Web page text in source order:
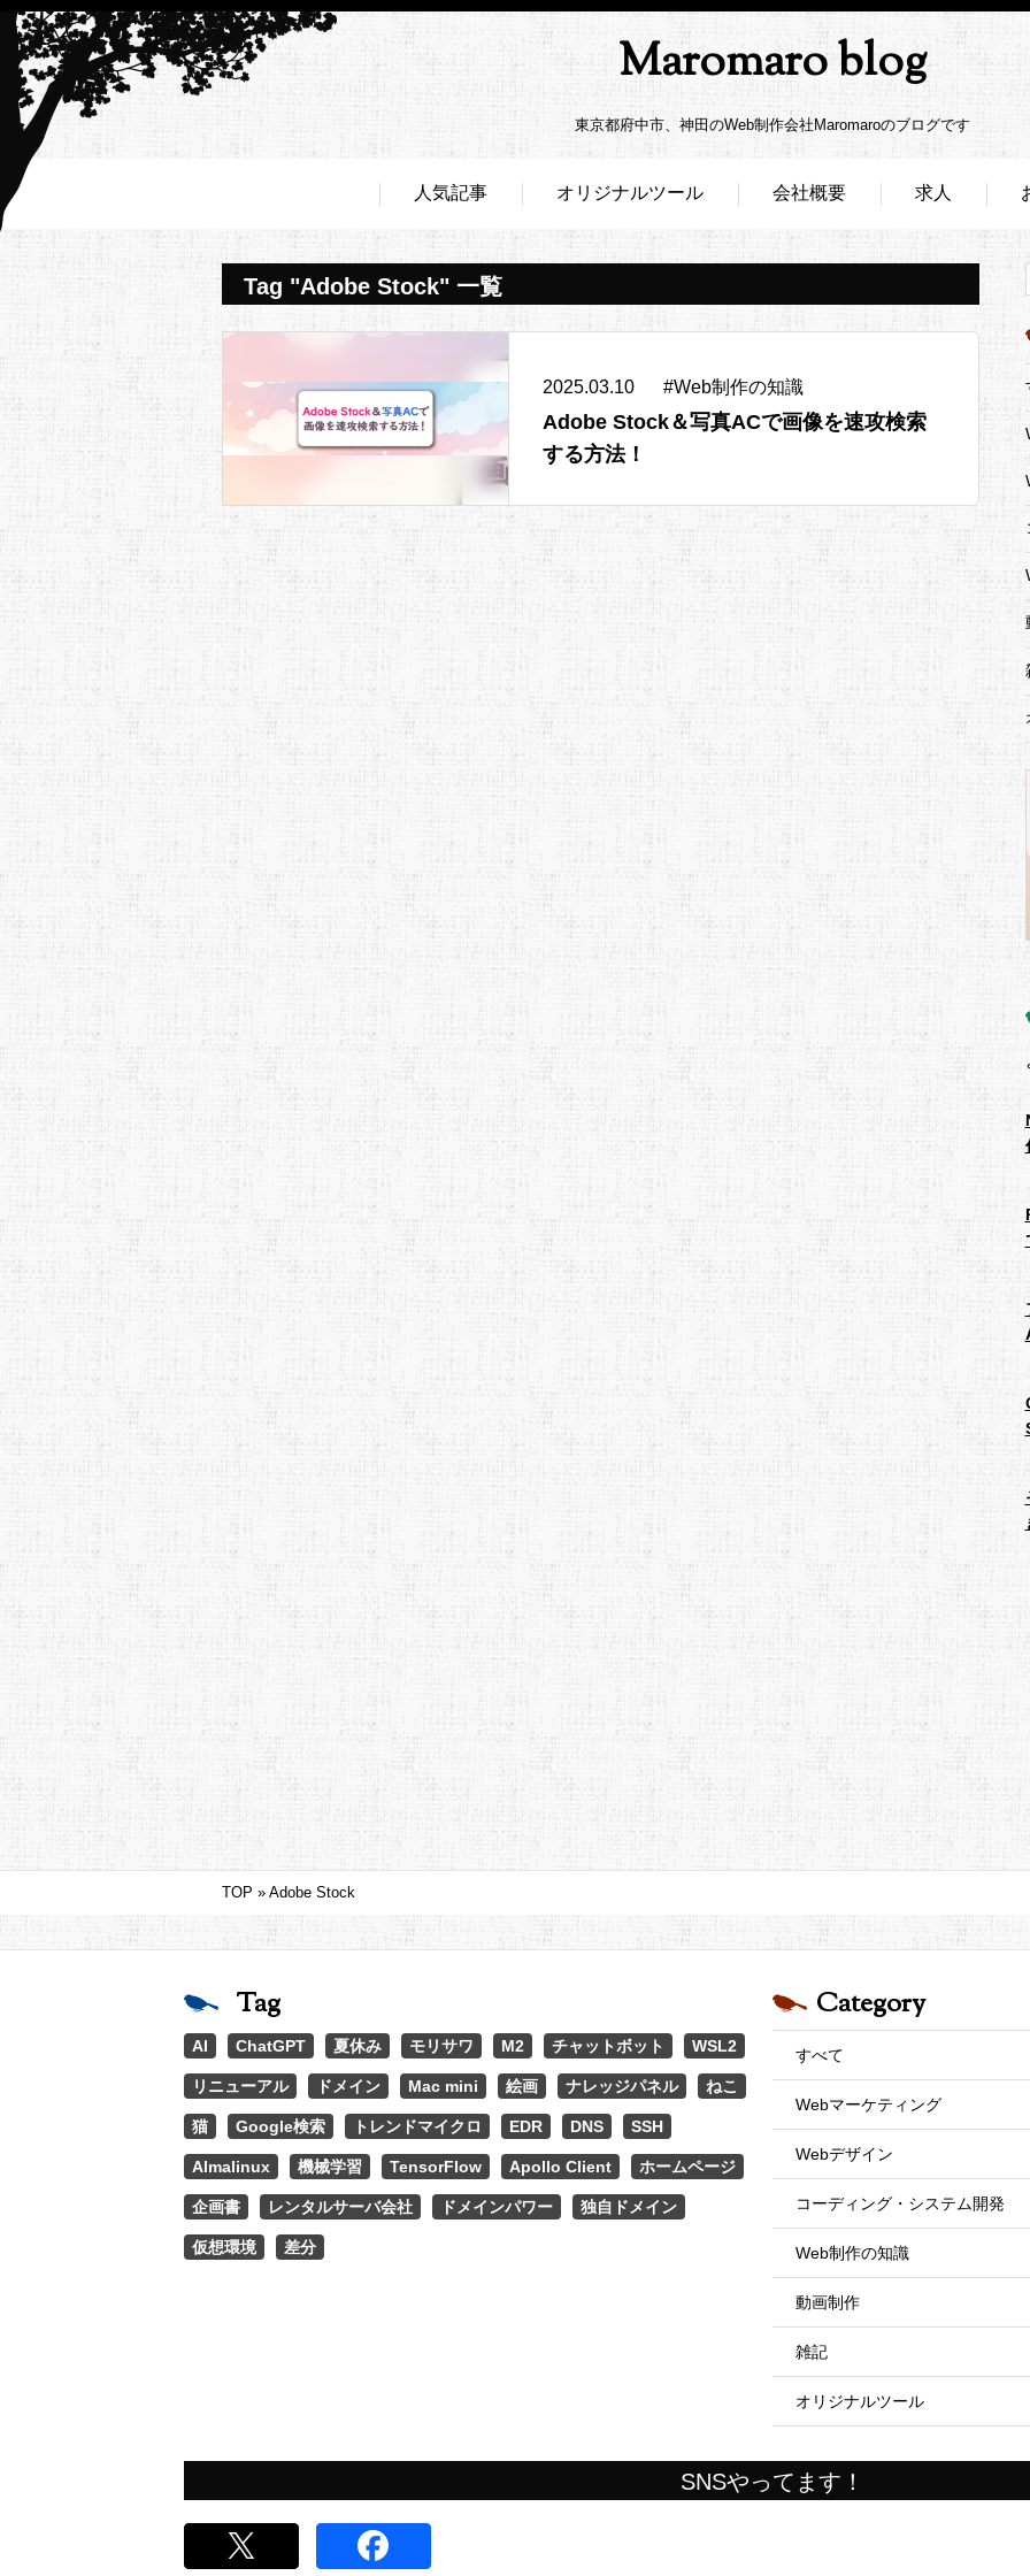
Maromaro blog
東京都府中市、神田のWeb制作会社Maromaroのブログです
人気記事 オリジナルツール 会社概要 求人
Tag "Adobe Stock" 一覧
2025.03.10 #Web制作の知識
Adobe Stock＆写真ACで画像を速攻検索
する方法！
TOP »Adobe Stock
Category
すべて
Webマーケティング
Webデザイン
コーディング・システム開発
Web制作の知識
動画制作
雑記
オリジナルツール
Tag
AI ChatGPT 夏休み モリサワ M2 チャットボット WSL2
リニューアル ドメイン Mac mini 絵画 ナレッジパネル ねこ
猫 Google検索 トレンドマイクロ EDR DNS SSH
Almalinux 機械学習 TensorFlow Apollo Client ホームページ
企画書 レンタルサーバ会社 ドメインパワー 独自ドメイン
仮想環境 差分
SNSやってます！